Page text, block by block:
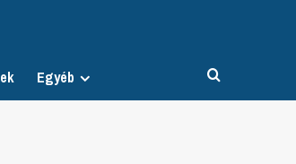
Egyéb